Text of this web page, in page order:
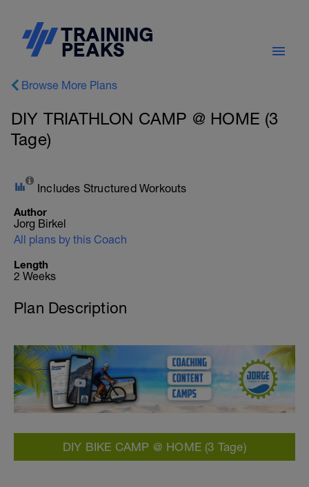
Browse More Plans
DIY TRIATHLON CAMP @ HOME (3
Tage)
Includes Structured Workouts
Author
Jorg Birkel
All plans by this Coach
Length
2 Weeks
Plan Description
DIY BIKE CAMP @ HOME (3 Tage)